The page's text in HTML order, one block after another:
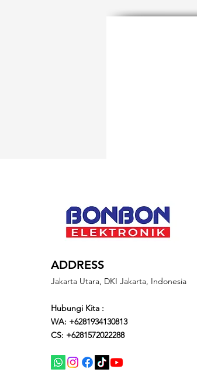
ADDRESS
Jakarta Utara, DKI Jakarta, Indonesia
Hubungi Kita :
WA: +6281934130813
CS: +6281572022288